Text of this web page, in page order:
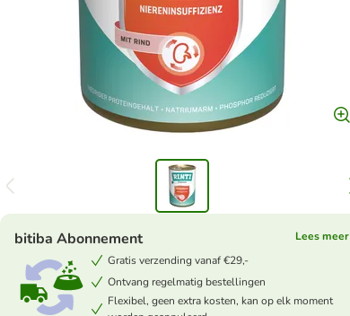
bitiba Abonnement
Lees meer
Gratis verzending vanaf €29,-
Ontvang regelmatig bestellingen
Flexibel, geen extra kosten, kan op elk moment